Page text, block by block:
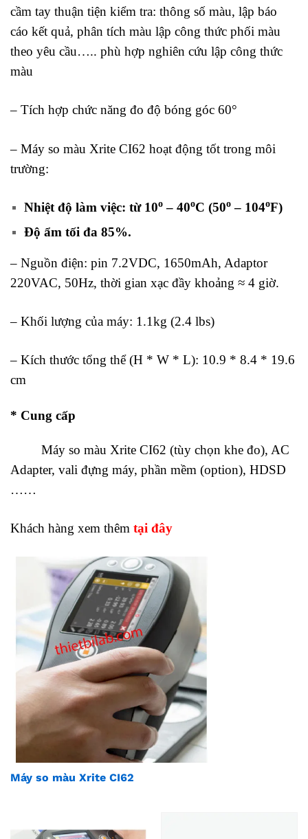
cầm tay thuận tiện kiểm tra: thông số màu, lập báo
cáo kết quả, phân tích màu lập công thức phối màu
theo yêu cầu….. phù hợp nghiên cứu lập công thức
màu
– Tích hợp chức năng đo độ bóng góc 60°
– Máy so màu Xrite CI62 hoạt động tốt trong môi
trường:
Nhiệt độ làm việc: từ 10o – 40oC (50o – 104oF)
Độ ẩm tối đa 85%.
– Nguồn điện: pin 7.2VDC, 1650mAh, Adaptor
220VAC, 50Hz, thời gian xạc đầy khoảng ≈ 4 giờ.
– Khối lượng của máy: 1.1kg (2.4 lbs)
– Kích thước tổng thể (H * W * L): 10.9 * 8.4 * 19.6
cm
* Cung cấp
Máy so màu Xrite CI62 (tùy chọn khe đo), AC
Adapter, vali đựng máy, phần mềm (option), HDSD
……
Khách hàng xem thêm tại đây
Máy so màu Xrite CI62